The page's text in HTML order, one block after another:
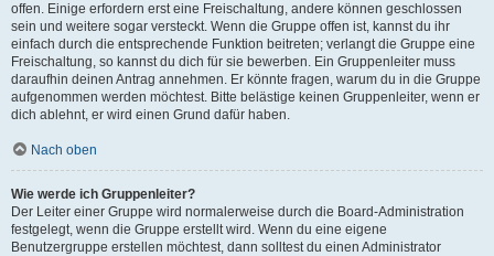
offen. Einige erfordern erst eine Freischaltung, andere können geschlossen
sein und weitere sogar versteckt. Wenn die Gruppe offen ist, kannst du ihr
einfach durch die entsprechende Funktion beitreten; verlangt die Gruppe eine
Freischaltung, so kannst du dich für sie bewerben. Ein Gruppenleiter muss
daraufhin deinen Antrag annehmen. Er könnte fragen, warum du in die Gruppe
aufgenommen werden möchtest. Bitte belästige keinen Gruppenleiter, wenn er
dich ablehnt, er wird einen Grund dafür haben.
Nach oben
Wie werde ich Gruppenleiter?
Der Leiter einer Gruppe wird normalerweise durch die Board-Administration
festgelegt, wenn die Gruppe erstellt wird. Wenn du eine eigene
Benutzergruppe erstellen möchtest, dann solltest du einen Administrator